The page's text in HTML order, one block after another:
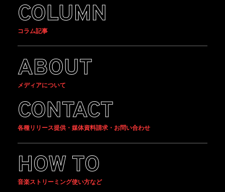
COLUMN
コラム記事
ABOUT
メディアについて
CONTACT
各種リリース提供・媒体資料請求・お問い合わせ
HOW TO
音楽ストリーミング使い方など